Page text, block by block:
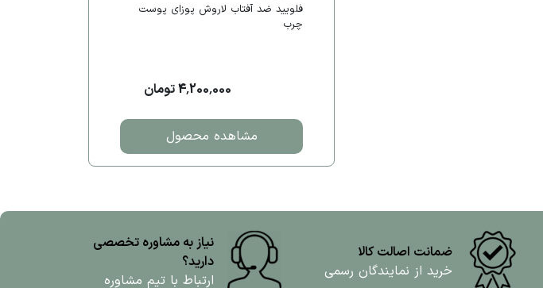
فلویید ضد آفتاب لاروش پوزای پوست
چرب
4,200,000 تومان
مشاهده محصول
ضمانت اصالت کالا
خرید از نمایندگان رسمی
نیاز به مشاوره تخصصی
دارید؟
ارتباط با تیم مشاوره